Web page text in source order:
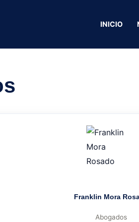
INICIO
Franklin Mora
Abogados